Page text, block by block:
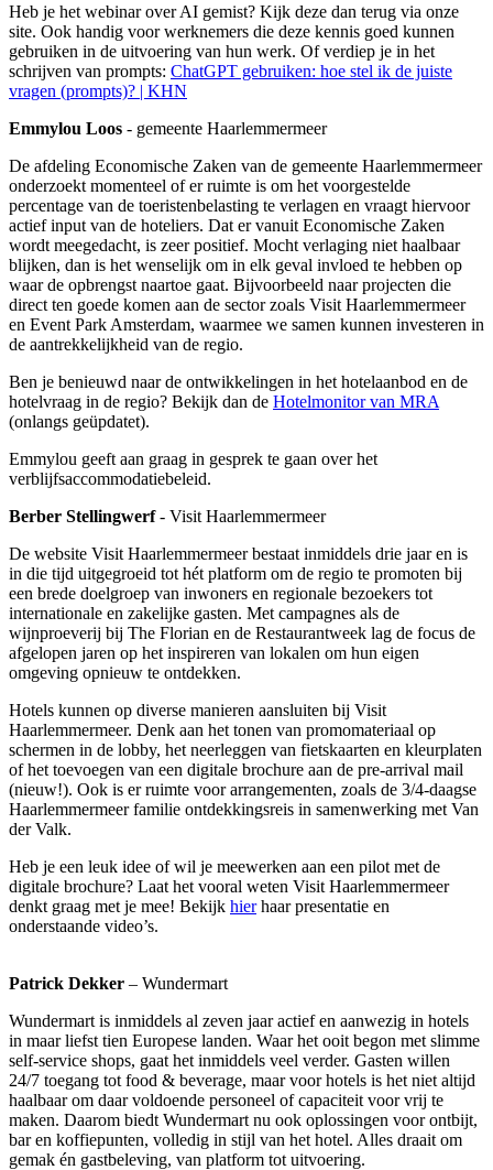
Heb je het webinar over AI gemist? Kijk deze dan terug via onze
site. Ook handig voor werknemers die deze kennis goed kunnen
gebruiken in de uitvoering van hun werk. Of verdiep je in het
schrijven van prompts: ChatGPT gebruiken: hoe stel ik de juiste
vragen (prompts)? | KHN
Emmylou Loos - gemeente Haarlemmermeer
De afdeling Economische Zaken van de gemeente Haarlemmermeer
onderzoekt momenteel of er ruimte is om het voorgestelde
percentage van de toeristenbelasting te verlagen en vraagt hiervoor
actief input van de hoteliers. Dat er vanuit Economische Zaken
wordt meegedacht, is zeer positief. Mocht verlaging niet haalbaar
blijken, dan is het wenselijk om in elk geval invloed te hebben op
waar de opbrengst naartoe gaat. Bijvoorbeeld naar projecten die
direct ten goede komen aan de sector zoals Visit Haarlemmermeer
en Event Park Amsterdam, waarmee we samen kunnen investeren in
de aantrekkelijkheid van de regio.
Ben je benieuwd naar de ontwikkelingen in het hotelaanbod en de
hotelvraag in de regio? Bekijk dan de Hotelmonitor van MRA
(onlangs geüpdatet).
Emmylou geeft aan graag in gesprek te gaan over het
verblijfsaccommodatiebeleid.
Berber Stellingwerf- Visit Haarlemmermeer
De website Visit Haarlemmermeer bestaat inmiddels drie jaar en is
in die tijd uitgegroeid tot hét platform om de regio te promoten bij
een brede doelgroep van inwoners en regionale bezoekers tot
internationale en zakelijke gasten. Met campagnes als de
wijnproeverij bij The Florian en de Restaurantweek lag de focus de
afgelopen jaren op het inspireren van lokalen om hun eigen
omgeving opnieuw te ontdekken.
Hotels kunnen op diverse manieren aansluiten bij Visit
Haarlemmermeer. Denk aan het tonen van promomateriaal op
schermen in de lobby, het neerleggen van fietskaarten en kleurplaten
of het toevoegen van een digitale brochure aan de pre-arrival mail
(nieuw!). Ook is er ruimte voor arrangementen, zoals de 3/4-daagse
Haarlemmermeer familie ontdekkingsreis in samenwerking met Van
der Valk.
Heb je een leuk idee of wil je meewerken aan een pilot met de
digitale brochure? Laat het vooral weten Visit Haarlemmermeer
denkt graag met je mee! Bekijk hierhaar presentatie en
onderstaande video’s.
Patrick Dekker – Wundermart
Wundermart is inmiddels al zeven jaar actief en aanwezig in hotels
in maar liefst tien Europese landen. Waar het ooit begon met slimme
self-service shops, gaat het inmiddels veel verder. Gasten willen
24/7 toegang tot food & beverage, maar voor hotels is het niet altijd
haalbaar om daar voldoende personeel of capaciteit voor vrij te
maken. Daarom biedt Wundermart nu ook oplossingen voor ontbijt,
bar en koffiepunten, volledig in stijl van het hotel. Alles draait om
gemak én gastbeleving, van platform tot uitvoering.